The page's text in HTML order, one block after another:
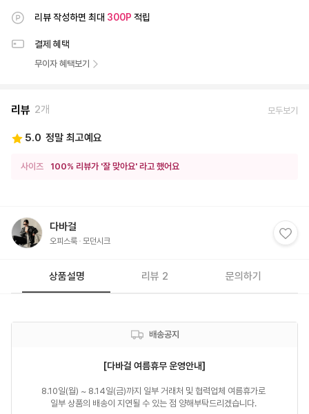
리뷰 작성하면 최대 300P 적립
결제 혜택
무이자 혜택보기
리뷰 2개 모두보기
5.0 정말 최고예요
사이즈 100% 리뷰가 '잘 맞아요' 라고 했어요
다바걸
오피스룩 모던시크
상품설명 리뷰 2 문의하기
배송공지
[다바걸 여름휴무 운영안내]
8.10일(월) ~ 8.14일(금)까지 일부 거래처 및 협력업체 여름휴가로
일부 상품의 배송이 지연될 수 있는 점 양해부탁드리겠습니다.